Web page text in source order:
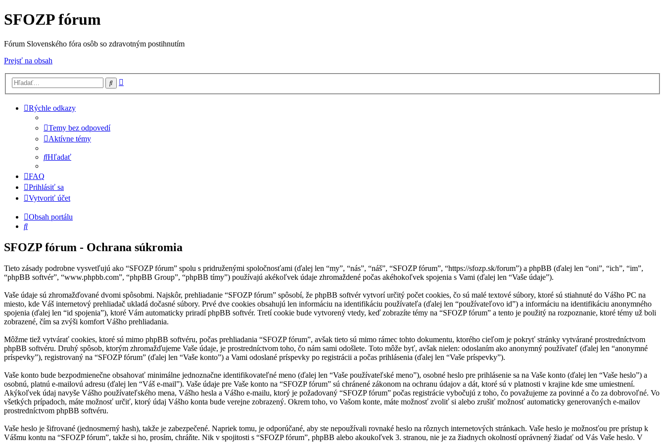
SFOZP fórum
Fórum Slovenského fóra osôb so zdravotným postihnutím
Prejsť na obsah
Hľadať
Rýchle odkazy
Temy bez odpovedí
Aktívne témy
Hľadať
FAQ
Prihlásiť sa
Vytvoriť účet
Obsah portálu
Hľadať
SFOZP fórum - Ochrana súkromia
Tieto zásady podrobne vysvetľujú ako “SFOZP fórum” spolu s pridruženými spoločnosťami (ďalej len “my”, “nás”, “náš”, “SFOZP fórum”, “https://sfozp.sk/forum”) a phpBB (ďalej len “oni”, “ich”, “im”,
“phpBB softvér”, “www.phpbb.com”, “phpBB Group”, “phpBB tímy”) používajú akékoľvek údaje zhromaždené počas akéhokoľvek spojenia s Vami (ďalej len “Vaše údaje”).
Vaše údaje sú zhromažďované dvomi spôsobmi. Najskôr, prehliadanie “SFOZP fórum” spôsobí, že phpBB softvér vytvorí určitý počet cookies, čo sú malé textové súbory, ktoré sú stiahnuté do Vášho PC na
miesto, kde Váš internetový prehliadač ukladá dočasné súbory. Prvé dve cookies obsahujú len informáciu na identifikáciu používateľa (ďalej len “používateľovo id”) a informáciu na identifikáciu anonymného
spojenia (ďalej len “id spojenia”), ktoré Vám automaticky priradí phpBB softvér. Tretí cookie bude vytvorený vtedy, keď zobrazíte témy na “SFOZP fórum” a tento je použitý na rozpoznanie, ktoré témy už boli
zobrazené, čím sa zvýši komfort Vášho prehliadania.
Môžme tiež vytvárať cookies, ktoré sú mimo phpBB softvéru, počas prehliadania “SFOZP fórum”, avšak tieto sú mimo rámec tohto dokumentu, ktorého cieľom je pokryť stránky vytvárané prostredníctvom
phpBB softvéru. Druhý spôsob, ktorým zhromažďujeme Vaše údaje, je prostredníctvom toho, čo nám sami odošlete. Toto môže byť, avšak nielen: odoslaním ako anonymný používateľ (ďalej len “anonymné
príspevky”), registrovaný na “SFOZP fórum” (ďalej len “Vaše konto”) a Vami odoslané príspevky po registrácii a počas prihlásenia (ďalej len “Vaše príspevky”).
Vaše konto bude bezpodmienečne obsahovať minimálne jednoznačne identifikovateľné meno (ďalej len “Vaše používateľské meno”), osobné heslo pre prihlásenie sa na Vaše konto (ďalej len “Vaše heslo”) a
osobnú, platnú e-mailovú adresu (ďalej len “Váš e-mail”). Vaše údaje pre Vaše konto na “SFOZP fórum” sú chránené zákonom na ochranu údajov a dát, ktoré sú v platnosti v krajine kde sme umiestnení.
Akýkoľvek údaj navyše Vášho používateľského mena, Vášho hesla a Vášho e-mailu, ktorý je požadovaný “SFOZP fórum” počas registrácie vybočujú z toho, čo považujeme za povinné a čo za dobrovoľné. Vo
všetkých prípadoch, máte možnosť určiť, ktorý údaj Vášho konta bude verejne zobrazený. Okrem toho, vo Vašom konte, máte možnosť zvoliť si alebo zrušiť možnosť automaticky generovaných e-mailov
prostredníctvom phpBB softvéru.
Vaše heslo je šifrované (jednosmerný hash), takže je zabezpečené. Napriek tomu, je odporúčané, aby ste nepoužívali rovnaké heslo na rôznych internetových stránkach. Vaše heslo je možnosťou pre prístup k
Vášmu kontu na “SFOZP fórum”, takže si ho, prosím, chráňte. Nik v spojitosti s “SFOZP fórum”, phpBB alebo akoukoľvek 3. stranou, nie je za žiadnych okolností oprávnený žiadať od Vás Vaše heslo. V